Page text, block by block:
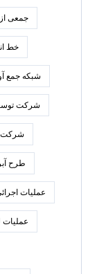
جمعی
خط
شبکه جمع
شرکت
شرکت
طرح
عملیات
عملیات